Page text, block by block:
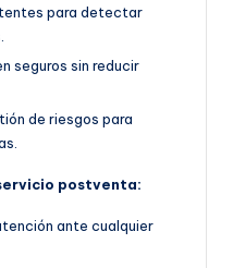
para detectar
seguros sin reducir
de riesgos para
postventa:
ante cualquier